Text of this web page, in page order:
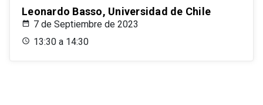
Leonardo Basso, Universidad de Chile
7 de Septiembre de 2023
13:30 a 14:30